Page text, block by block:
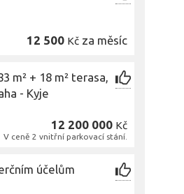
12 500 Kč za měsíc
m² + 18 m² terasa,
- Kyje
12 200 000 Kč
V ceně 2 vnitřní parkovací stání.
účelům